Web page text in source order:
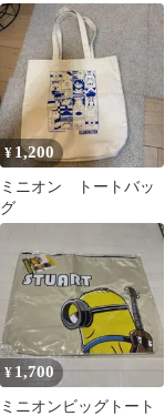
¥ 1,200
ミニオン トートバッ
グ
¥ 1,700
ミニオンビッグトート